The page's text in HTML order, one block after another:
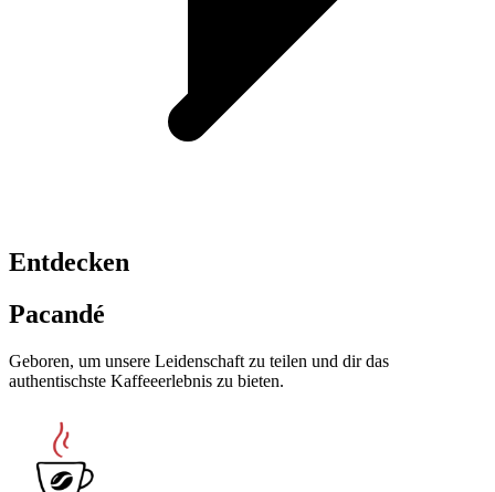
Entdecken
Pacandé
Geboren, um unsere Leidenschaft zu teilen und dir das
authentischste Kaffeeerlebnis zu bieten.